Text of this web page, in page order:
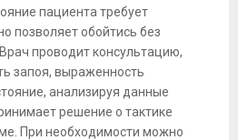
пациента требует
позволяет обойтись без
проводит консультацию,
запоя, выраженность
анализируя данные
решение о тактике
При необходимости можно